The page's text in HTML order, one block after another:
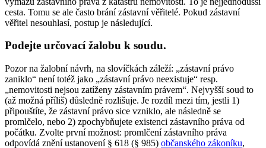
cesta. Tomu se ale často brání zástavní věřitelé. Pokud zástavní
věřitel nesouhlasí, postup je následující.
Podejte určovací žalobu k soudu.
Pozor na žalobní návrh, na slovíčkách záleží: „zástavní právo
zaniklo“ není totéž jako „zástavní právo neexistuje“ resp.
„nemovitosti nejsou zatíženy zástavním právem“. Nejvyšší soud to
(až možná příliš) důsledně rozlišuje. Je rozdíl mezi tím, jestli 1)
připouštíte, že zástavní právo sice vzniklo, ale následně se
promlčelo, nebo 2) zpochybňujete existenci zástavního práva od
počátku. Zvolte první možnost: promlčení zástavního práva
odpovídá znění ustanovení § 618 (§ 985) občanského zákoníku,